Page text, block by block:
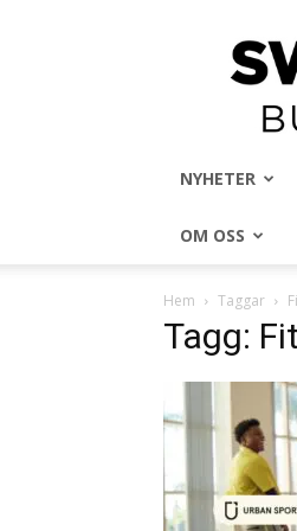
NYHETER
OM OSS
Hem Taggar
Tagg: